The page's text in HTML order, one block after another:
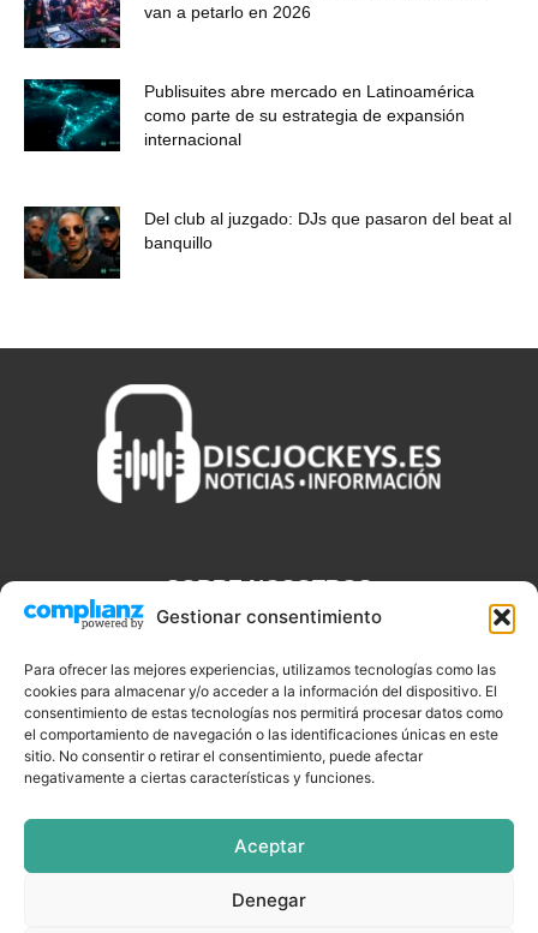
Gestionar consentimiento
Para ofrecer las mejores experiencias, utilizamos tecnologías como las
cookies para almacenar y/o acceder a la información del dispositivo. El
consentimiento de estas tecnologías nos permitirá procesar datos como
el comportamiento de navegación o las identificaciones únicas en este
sitio. No consentir o retirar el consentimiento, puede afectar
negativamente a ciertas características y funciones.
Aceptar
Denegar
van a petarlo en 2026
Publisuites abre mercado en Latinoamérica
como parte de su estrategia de expansión
internacional
Del club al juzgado: DJs que pasaron del beat al
banquillo
SOBRE NOSOTROS
que necesitas saber sobre noticias, novedades, tecnologías y
aplicaciones que te ayudaran a ser un mejor Djs.
SÍGUENOS